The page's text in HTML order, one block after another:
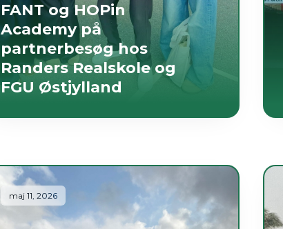
FANT og HOPin
Academy på
partnerbesøg hos
Randers Realskole og
FGU Østjylland
maj 11, 2026